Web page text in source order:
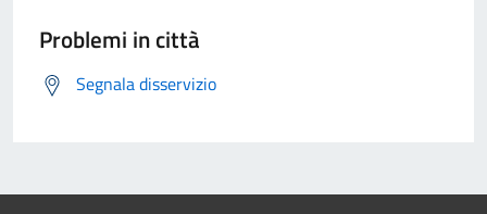
Problemi in città
Segnala disservizio